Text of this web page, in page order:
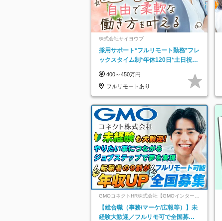
株式会社サイヨウブ
採用サポート*フルリモート勤務*フレ
ックスタイム制*年休120日*土日祝休
400～450万円
フルリモートあり
GMOコネクトHR株式会社【GMOインターネ
ットグループ】
【総合職（事務/マーケ/広報等）】未
経験大歓迎／フルリモ可で全国募